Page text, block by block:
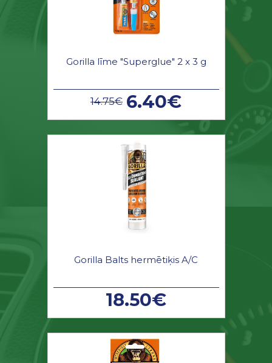
Gorilla līme "Superglue" 2 x 3 g
14.75€ 6.40€
Gorilla Balts hermētiķis A/C
18.50€